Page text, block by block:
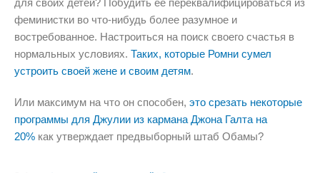
феминистки во что-нибудь более разумное и
востребованное. Настроиться на поиск своего счастья в
нормальных условиях. Таких, которые Ромни сумел
устроить своей жене и своим детям.
Или максимум на что он способен, это срезать некоторые
программы для Джулии из кармана Джона Галта на
20% как утверждает предвыборный штаб Обамы?